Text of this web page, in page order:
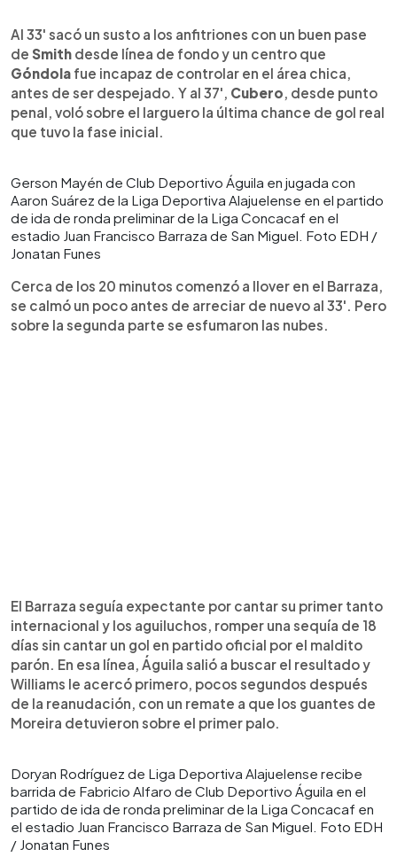
Al 33' sacó un susto a los anfitriones con un buen pase
de Smith desde línea de fondo y un centro que
Góndola fue incapaz de controlar en el área chica,
antes de ser despejado. Y al 37', Cubero, desde punto
penal, voló sobre el larguero la última chance de gol real
que tuvo la fase inicial.
Gerson Mayén de Club Deportivo Águila en jugada con
Aaron Suárez de la Liga Deportiva Alajuelense en el partido
de ida de ronda preliminar de la Liga Concacaf en el
estadio Juan Francisco Barraza de San Miguel. Foto EDH /
Jonatan Funes
Cerca de los 20 minutos comenzó a llover en el Barraza,
se calmó un poco antes de arreciar de nuevo al 33'. Pero
sobre la segunda parte se esfumaron las nubes.
El Barraza seguía expectante por cantar su primer tanto
internacional y los aguiluchos, romper una sequía de 18
días sin cantar un gol en partido oficial por el maldito
parón. En esa línea, Águila salió a buscar el resultado y
Williams le acercó primero, pocos segundos después
de la reanudación, con un remate a que los guantes de
Moreira detuvieron sobre el primer palo.
Doryan Rodríguez de Liga Deportiva Alajuelense recibe
barrida de Fabricio Alfaro de Club Deportivo Águila en el
partido de ida de ronda preliminar de la Liga Concacaf en
el estadio Juan Francisco Barraza de San Miguel. Foto EDH
/ Jonatan Funes